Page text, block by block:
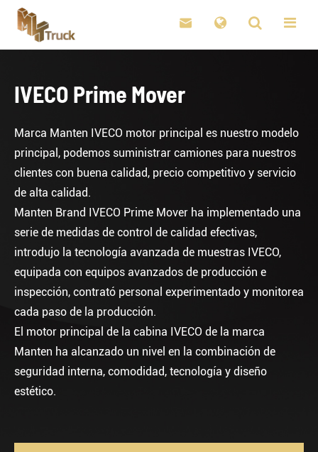

IVECO Prime Mover
Marca Manten IVECO motor principal es nuestro modelo
principal, podemos suministrar camiones para nuestros
clientes con buena calidad, precio competitivo y servicio
de alta calidad.
Manten Brand IVECO Prime Mover ha implementado una
serie de medidas de control de calidad efectivas,
introdujo la tecnología avanzada de muestras IVECO,
equipada con equipos avanzados de producción e
inspección, contrató personal experimentado y monitorea
cada paso de la producción.
El motor principal de la cabina IVECO de la marca
Manten ha alcanzado un nivel en la combinación de
seguridad interna, comodidad, tecnología y diseño
estético.